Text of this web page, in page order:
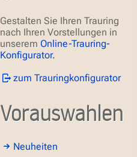
Gestalten Sie Ihren Trauring
nach Ihren Vorstellungen in
unserem Online-Trauring-
Konfigurator.
zum Trauringkonfigurator
Vorauswahlen
Neuheiten